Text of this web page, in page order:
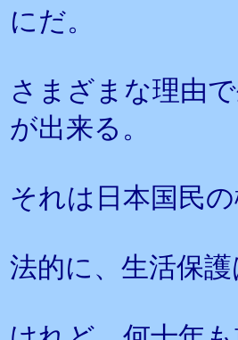
にだ。
さまざまな理由
が出来る。
それは日本国民の
法的に、生活保